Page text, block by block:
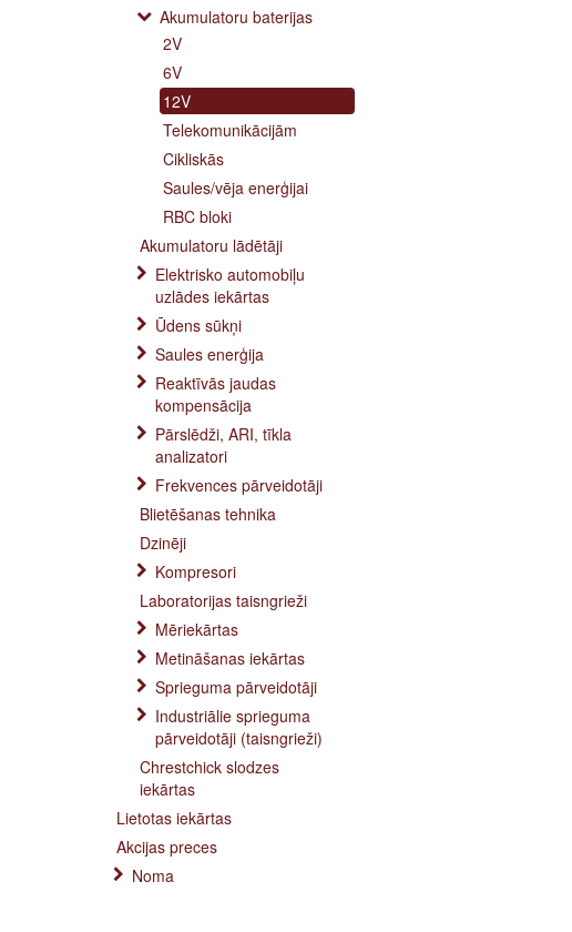
Akumulatoru baterijas
2V
6V
12V
Telekomunikācijām
Cikliskās
Saules/vēja enerģijai
RBC bloki
Akumulatoru lādētāji
Elektrisko automobiļu
uzlādes iekārtas
Ūdens sūkņi
Saules enerģija
Reaktīvās jaudas
kompensācija
Pārslēdži, ARI, tīkla
analizatori
Frekvences pārveidotāji
Blietēšanas tehnika
Dzinēji
Kompresori
Laboratorijas taisngrieži
Mēriekārtas
Metināšanas iekārtas
Sprieguma pārveidotāji
Industriālie sprieguma
pārveidotāji (taisngrieži)
Chrestchick slodzes
iekārtas
Lietotas iekārtas
Akcijas preces
Noma